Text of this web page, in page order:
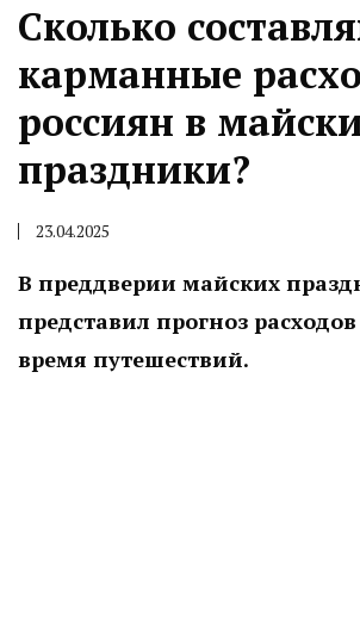
Сколько
карманные
россиян в
праздники?
23.04.2025
В преддверии майских
представил прогноз
время путешествий.